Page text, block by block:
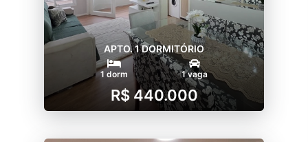
APTO. 1 DORMITÓRIO
1 dorm 1 vaga
R$ 440.000